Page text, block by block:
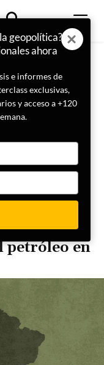
petróleo en
geopolítica?
ahora
e informes de
exclusivas,
y acceso a +120